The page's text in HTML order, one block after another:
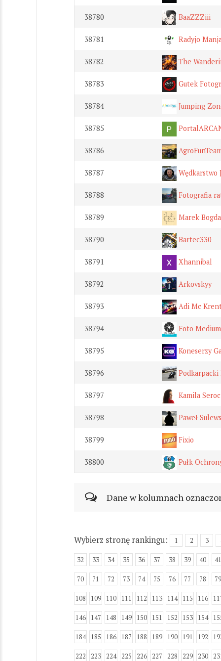
38780 BaaZZZiii
38781 Radyjo
38782 The
38783 Gutek
38784 Jumping
38785
38786
38787 Wędkarstwo
38788 Fotografia
38789 Marek
38790 Bartec330
38791 Xhannibal
38792 Arkovskyy
38793 Adi Mc
38794 Foto Medium
38795 Koneserzy
38796
38797 Kamila
38798 Paweł
38799 Fixio
38800 Pułk
Dane w kolumnach
Wybierz stronę rankingu: 1 2 3
32 33 34 35 36 37 38 39 40 41
70 71 72 73 74 75 76 77 78 79
108 109 110 111 112 113 114 115 116
146 147 148 149 150 151 152 153 154
184 185 186 187 188 189 190 191 192
222 223 224 225 226 227 228 229 230